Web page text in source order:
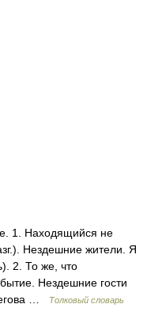
1. Находящийся не
Нездешние жители. Я
2. То же, что
Нездешние гости
…
Толковый словарь